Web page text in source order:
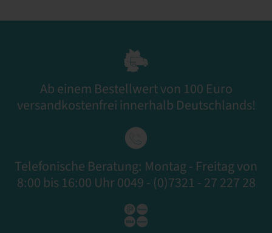
Ab einem Bestellwert von 100 Euro
versandkostenfrei innerhalb Deutschlands!
Telefonische Beratung: Montag - Freitag von
8:00 bis 16:00 Uhr 0049 - (0)7321 - 27 227 28